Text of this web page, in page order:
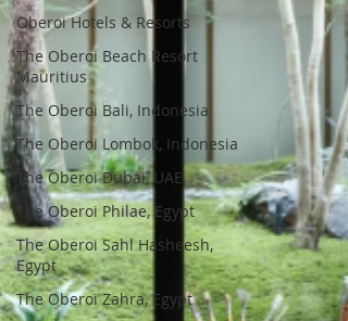
Oberoi Hotels & Resorts
The Oberoi Beach Resort
Mauritius
The Oberoi Bali, Indonesia
The Oberoi Lombok, Indonesia
The Oberoi Dubai, UAE
The Oberoi Philae, Egypt
The Oberoi Sahl Hasheesh,
Egypt
The Oberoi Zahra, Egypt